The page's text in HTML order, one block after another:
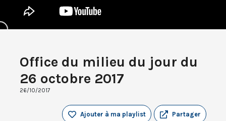
Office du milieu du jour du
26 octobre 2017
26/10/2017
Partager
Ajouter à ma playlist